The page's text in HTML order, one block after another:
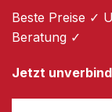
Beste Preise ✓
Beratung ✓
Jetzt